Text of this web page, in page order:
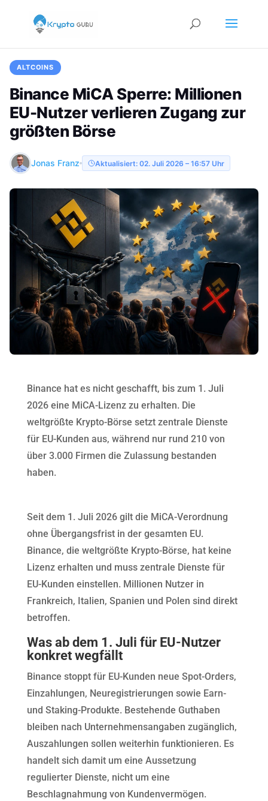
ALTCOINS
Binance MiCA Sperre: Millionen
EU-Nutzer verlieren Zugang zur
größten Börse
Jonas Franz Aktualisiert: 02. Juli 2026 – 16:57 Uhr
Binance hat es nicht geschafft, bis zum 1. Juli
2026 eine MiCA-Lizenz zu erhalten. Die
weltgrößte Krypto-Börse setzt zentrale Dienste
für EU-Kunden aus, während nur rund 210 von
über 3.000 Firmen die Zulassung bestanden
haben.
Seit dem 1. Juli 2026 gilt die MiCA-Verordnung
ohne Übergangsfrist in der gesamten EU.
Binance, die weltgrößte Krypto-Börse, hat keine
Lizenz erhalten und muss zentrale Dienste für
EU-Kunden einstellen. Millionen Nutzer in
Frankreich, Italien, Spanien und Polen sind direkt
betroffen.
Was ab dem 1. Juli für EU-Nutzer
konkret wegfällt
Binance stoppt für EU-Kunden neue Spot-Orders,
Einzahlungen, Neuregistrierungen sowie Earn-
und Staking-Produkte. Bestehende Guthaben
bleiben nach Unternehmensangaben zugänglich,
Auszahlungen sollen weiterhin funktionieren. Es
handelt sich damit um eine Aussetzung
regulierter Dienste, nicht um eine
Beschlagnahmung von Kundenvermögen.